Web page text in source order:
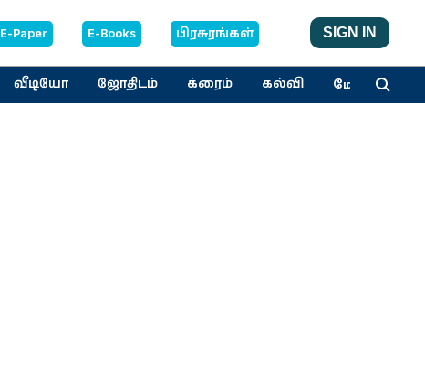
E-Paper E-Books பிரசுரங்கள் SIGN IN
வீடியோ ஜோதிடம் க்ரைம் கல்வி மேலும்